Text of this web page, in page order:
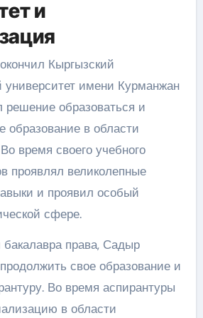
и
Кыргызский
университет имени Курманжан
решение образоваться и
образование в области
время своего учебного
проявлял великолепные
и проявил особый
сфере.
права, Садыр
свое образование и
Во время аспирантуры
в области